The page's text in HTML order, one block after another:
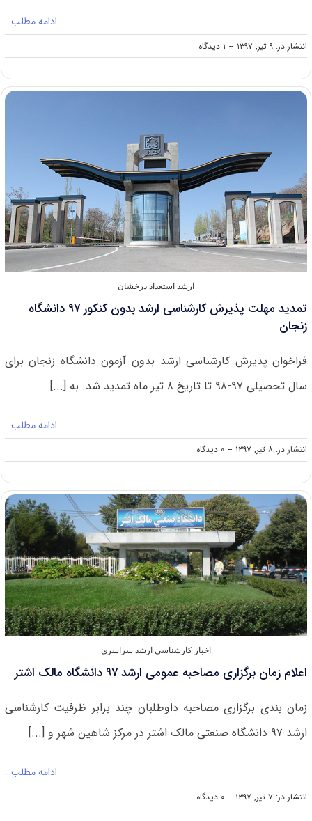
ادامه مطلب…
انتشار در: ۹ تیر, ۱۳۹۷ -- ۱ دیدگاه
on
انتشار
آزمون
موسیقی
ارشد استعداد درخشان
تمدید مهلت پذیرش کارشناسی ارشد بدون کنکور ۹۷ دانشگاه
زنجان
فراخوان پذیرش کارشناسی ارشد بدون آزمون دانشگاه زنجان برای
سال تحصیلی ۹۷-۹۸ تا تاریخ ۸ تیر ماه تمدید شد. به [...]
ادامه مطلب…
انتشار در: ۸ تیر, ۱۳۹۷ -- ۰ دیدگاه
on
تمدید
پذیرش
کارشناسی
ارشد
بدون
کنکور
۹۷
دانشگاه
زنجان
اخبار کارشناسی ارشد سراسری
اعلام زمان برگزاری مصاحبه عمومی ارشد ۹۷ دانشگاه مالک اشتر
زمان بندی برگزاری مصاحبه داوطلبان چند برابر ظرفیت کارشناسی
ارشد ۹۷ دانشگاه صنعتی مالک اشتر در مرکز شاهین شهر و [...]
ادامه مطلب…
انتشار در: ۷ تیر, ۱۳۹۷ -- ۰ دیدگاه
on
اعلام